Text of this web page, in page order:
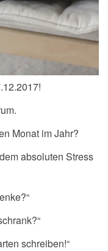
Monat im Jahr?
absoluten Stress
schreiben!“